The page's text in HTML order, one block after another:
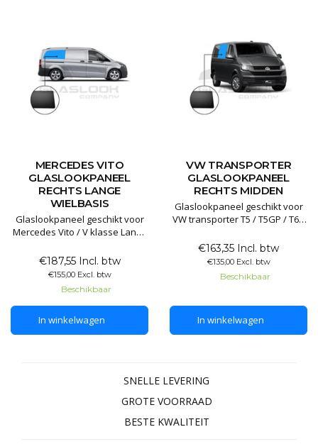
MERCEDES VITO
GLASLOOKPANEEL
RECHTS LANGE
WIELBASIS
Glaslookpaneel geschikt voor
Mercedes Vito / V klasse Lange
Glaslookpanelen gemaakt van
echt glas voor een luxe
uitstraling. Het voordeel van
echt glas is dat het
gegarandeerd lang mee gaat
en het mooiste resultaat levert.
€187,55 Incl. btw
€155,00 Excl. btw
Beschikbaar
In winkelwagen
VW TRANSPORTER
GLASLOOKPANEEL
RECHTS MIDDEN
Glaslookpaneel geschikt voor
VW transporter T5 / T5GP / T6 /
Glaslookpanelen gemaakt van
echt glas voor een luxe
uitstraling. Het voordeel van
gegarandeerd lang mee gaat
en het mooiste resultaat levert.
De panelen worden niet
€163,35 Incl. btw
€135,00 Excl. btw
Beschikbaar
In winkelwagen
SNELLE LEVERING
GROTE VOORRAAD
BESTE KWALITEIT